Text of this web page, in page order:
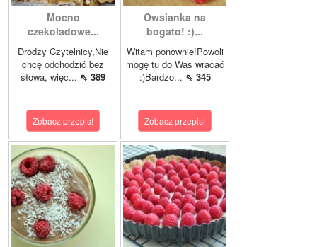
Mocno
czekoladowe...
Drodzy Czytelnicy,Nie
chcę odchodzić bez
słowa, więc... ⇖ 389
Zobacz przepis!
Owsianka na
bogato! :)...
Witam ponownie!Powoli
mogę tu do Was wracać
:)Bardzo... ⇖ 345
Zobacz przepis!